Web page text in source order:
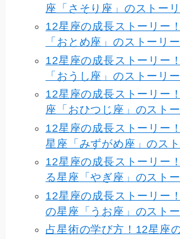
座「さそり座」のストー
12星座の成長ストーリー
「おとめ座」のストーリー
12星座の成長ストーリー
「おうし座」のストーリー
12星座の成長ストーリー
座「おひつじ座」のスト
12星座の成長ストーリー
星座「みずがめ座」のス
12星座の成長ストーリー
る星座「やぎ座」のスト
12星座の成長ストーリー
の星座「うお座」のスト
占星術の学び方！12星座